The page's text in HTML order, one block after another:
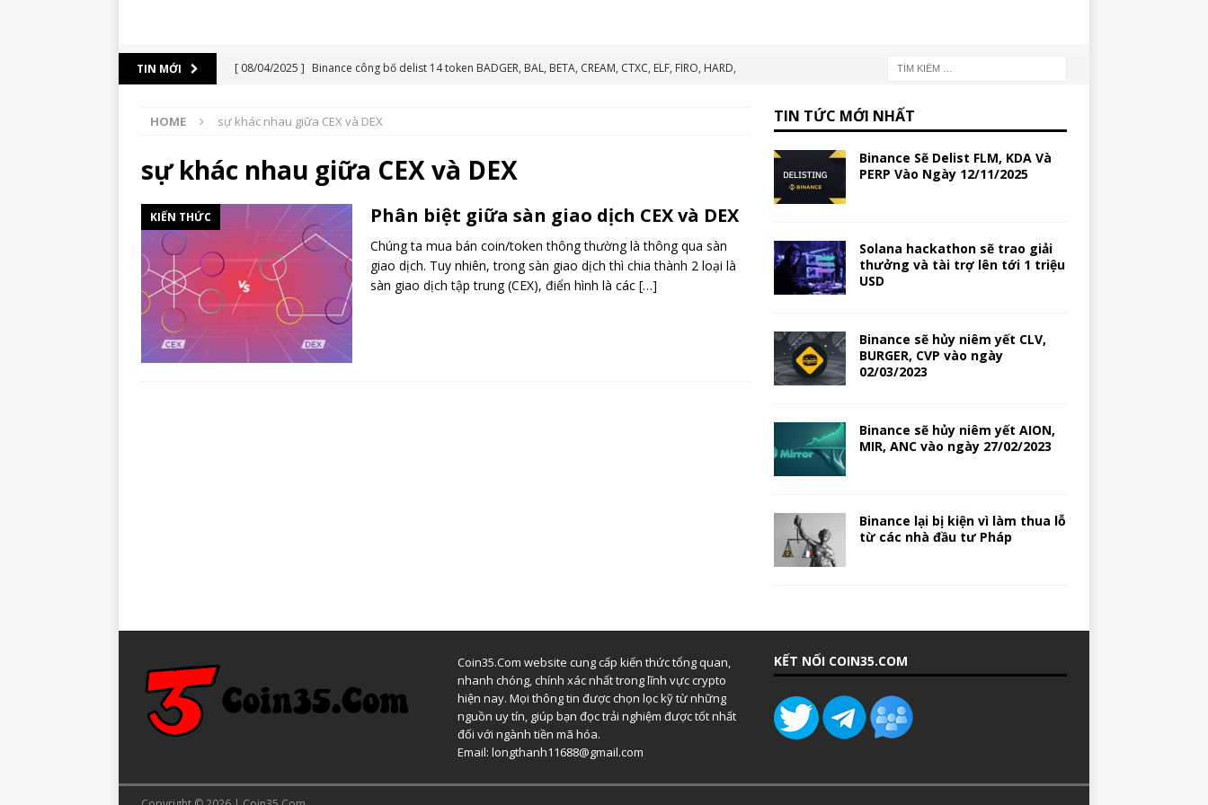
TIN MỚI [ 08/04/2025 ] Binance công bố delist 14 token BADGER, BAL, BETA, CREAM, CTXC, ELF, FIRO, HARD,
[ 17/10/2023 ] Hướng dẫn thêm mạng Scroll (đã mainnet) vào ví Metamask
[ 06/09/2023 ]
Solana hackathon sẽ trao giải thưởng và tài trợ lên tới 1 triệu USD
Hướng dẫn thêm mạng Shibarium đã mainnet vào ví Metamask
[ 29/10/2025 ]
Binance Sẽ Delist FLM, KDA Và PERP Vào Ngày 12/11/2025 TIN TỔNG HỢP
HOME sự khác nhau giữa CEX và DEX
sự khác nhau giữa CEX và DEX
KIẾN THỨC Phân biệt giữa sàn giao dịch CEX và DEX
Chúng ta mua bán coin/token thông thường là thông qua sàn
giao dịch. Tuy nhiên, trong sàn giao dịch thì chia thành 2 loại là
sàn giao dịch tập trung (CEX), điển hình là các […]
TIN TỨC MỚI NHẤT
Binance Sẽ Delist FLM, KDA Và
PERP Vào Ngày 12/11/2025
Solana hackathon sẽ trao giải
thưởng và tài trợ lên tới 1 triệu
USD
Binance sẽ hủy niêm yết CLV,
BURGER, CVP vào ngày
02/03/2023
Binance sẽ hủy niêm yết AION,
MIR, ANC vào ngày 27/02/2023
Binance lại bị kiện vì làm thua lỗ
từ các nhà đầu tư Pháp
Coin35.Com website cung cấp kiến thức tổng quan,
nhanh chóng, chính xác nhất trong lĩnh vực crypto
hiện nay. Mọi thông tin được chọn lọc kỹ từ những
nguồn uy tín, giúp bạn đọc trải nghiệm được tốt nhất
đối với ngành tiền mã hóa.
Email: longthanh11688@gmail.com
KẾT NỐI COIN35.COM